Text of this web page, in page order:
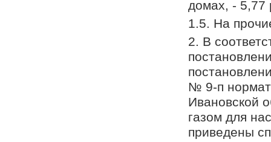
домах, - 5,77
1.5. На
2. В
№ 9-п
Ивановской
газом для
приведены